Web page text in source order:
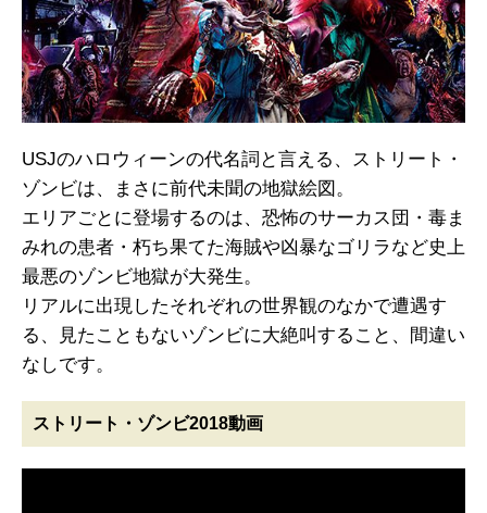
USJのハロウィーンの代名詞と言える、ストリート・
ゾンビは、まさに前代未聞の地獄絵図。
エリアごとに登場するのは、恐怖のサーカス団・毒ま
みれの患者・朽ち果てた海賊や凶暴なゴリラなど史上
最悪のゾンビ地獄が大発生。
リアルに出現したそれぞれの世界観のなかで遭遇す
る、見たこともないゾンビに大絶叫すること、間違い
なしです。
ストリート・ゾンビ2018動画